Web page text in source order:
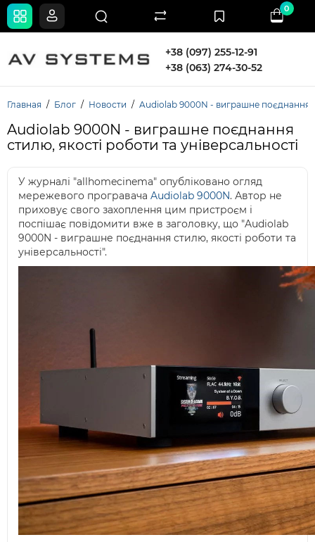
+38 (097) 255-12-91
+38 (063) 274-30-52
0
Главная Блог Новости Audiolab 9000N - виграшне поєднання
Audiolab 9000N - виграшне поєднання
стилю, якості роботи та універсальності
У журналі "allhomecinema" опубліковано огляд
мережевого програвача Audiolab 9000N. Автор не
приховує свого захоплення цим пристроєм і
поспішає повідомити вже в заголовку, що "Audiolab
9000N - виграшне поєднання стилю, якості роботи та
універсальності".